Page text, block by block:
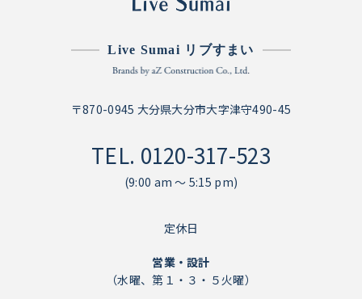
Live Sumai リブすまい
〒870-0945 大分県大分市大字津守490-45
TEL. 0120-317-523
(9:00 am ～ 5:15 pm)
定休日
営業・設計
（水曜、第１・３・５火曜）